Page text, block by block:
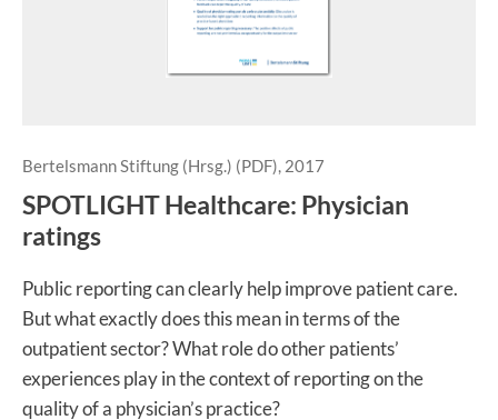
Bertelsmann Stiftung (Hrsg.) (PDF), 2017
SPOTLIGHT Healthcare: Physician
ratings
Public reporting can clearly help improve patient care.
But what exactly does this mean in terms of the
outpatient sector? What role do other patients’
experiences play in the context of reporting on the
quality of a physician’s practice?